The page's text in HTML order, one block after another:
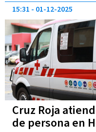
Cruz Roja
de persona en
15:31 01-12-2025